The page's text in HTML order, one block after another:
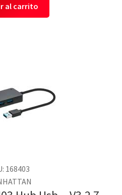
al carrito
168403